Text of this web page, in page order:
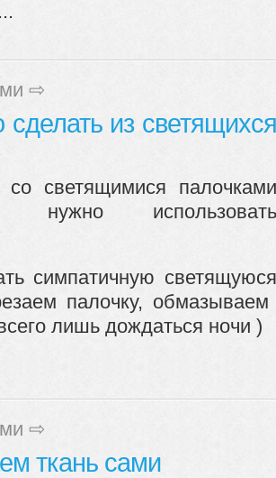
⇨
из светящихся
светящимися палочками
нужно использовать
симпатичную светящуюся
палочку,
лишь дождаться ночи )
⇨
ткань сами